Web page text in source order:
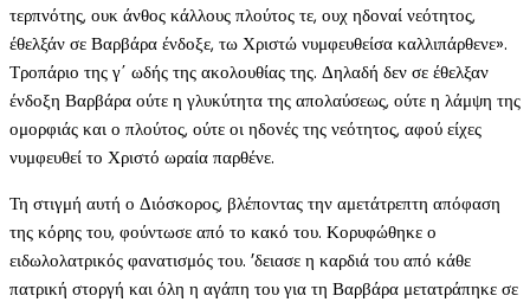
τερπνότης, ουκ άνθος κάλλους πλούτος τε, ουχ ηδοναί νεότητος,
έθελξάν σε Βαρβάρα ένδοξε, τω Χριστώ νυμφευθείσα καλλιπάρθενε».
Τροπάριο της γ΄ ωδής της ακολουθίας της. Δηλαδή δεν σε έθελξαν
ένδοξη Βαρβάρα ούτε η γλυκύτητα της απολαύσεως, ούτε η λάμψη της
ομορφιάς και ο πλούτος, ούτε οι ηδονές της νεότητος, αφού είχες
νυμφευθεί το Χριστό ωραία παρθένε.
Τη στιγμή αυτή ο Διόσκορος, βλέποντας την αμετάτρεπτη απόφαση
της κόρης του, φούντωσε από το κακό του. Κορυφώθηκε ο
ειδωλολατρικός φανατισμός του. ’δειασε η καρδιά του από κάθε
πατρική στοργή και όλη η αγάπη του για τη Βαρβάρα μετατράπηκε σε